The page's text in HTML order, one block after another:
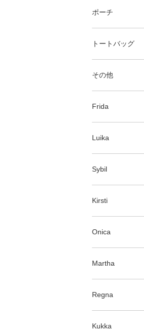
ポーチ
トートバッグ
その他
Frida
Luika
Sybil
Kirsti
Onica
Martha
Regna
Kukka